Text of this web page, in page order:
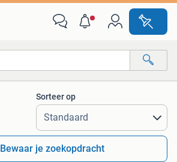
Alle afstanden…
Sorteer op
Bewaar je zoekopdracht